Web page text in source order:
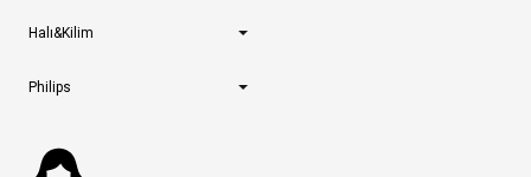
Halı&Kilim
Philips